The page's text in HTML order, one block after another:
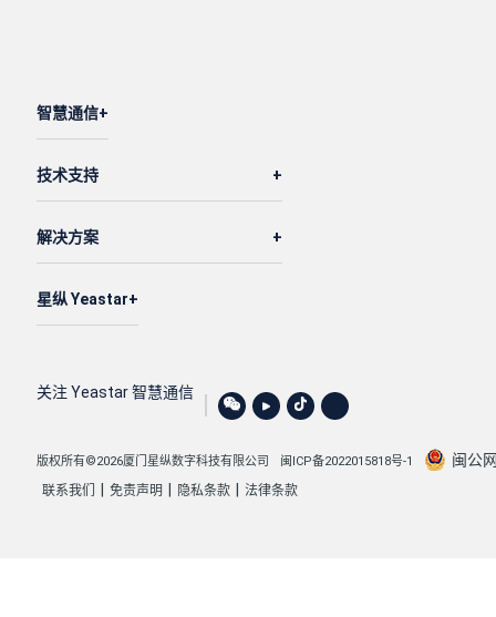
智慧通信
技术支持
解决方案
星纵 Yeastar
关注 Yeastar 智慧通信
版权所有©2026厦门星纵数字科技有限公司 闽ICP备2022015818号-1 闽公
联系我们 免责声明 隐私条款 法律条款